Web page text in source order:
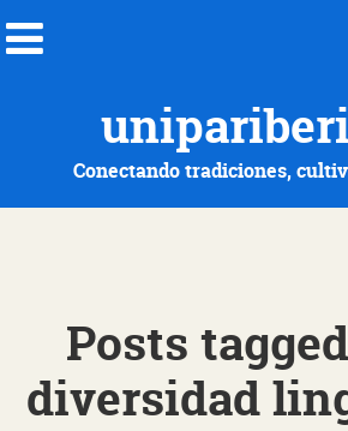
Conectando tradiciones,
Posts
diversidad